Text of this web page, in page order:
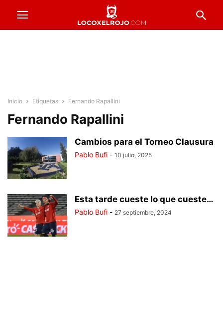
Inicio Etiquetas Fernando Rapallini
Fernando Rapallini
Cambios para el Torneo Clausura
Pablo Bufi - 10 julio, 2025
Esta tarde cueste lo que cueste…
Pablo Bufi - 27 septiembre, 2024